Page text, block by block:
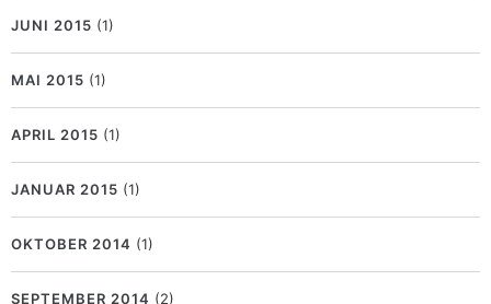
JUNI 2015 (1)
MAI 2015 (1)
APRIL 2015 (1)
JANUAR 2015 (1)
OKTOBER 2014 (1)
SEPTEMBER 2014 (2)